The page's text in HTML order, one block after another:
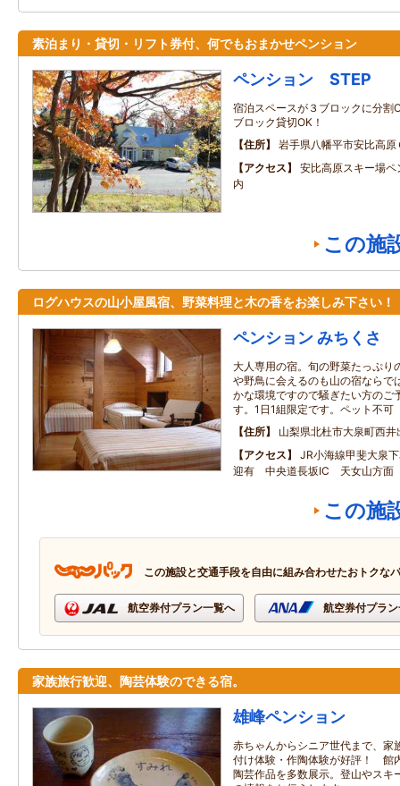
素泊まり・貸切・リフト券付、何でもおまかせペンション
ペンション STEP
宿泊スペースが３ブロックに分
ブロック貸切OK！
住所
岩手県八幡平市安比高原
アクセス
安比高原スキー場
内
この施
ログハウスの山小屋風宿、野菜料理と木の香をお楽しみ下さい！
ペンション みちくさ
大人専用の宿。旬の野菜たっぷり
や野鳥に会えるのも山の宿ならで
かな環境ですので騒ぎたい方のご
す。1日1組限定です。ペット不可
住所
山梨県北杜市大泉町西
アクセス
JR小海線甲斐大泉
迎有 中央道長坂IC 天女山方面
この施
この施設と交通手段を自由に組み合わせたおトクな
航空券付プラン一覧へ 航空券付プラ
家族旅行歓迎、陶芸体験のできる宿。
雄峰ペンション
赤ちゃんからシニア世代まで、家
付け体験・作陶体験が好評！ 館
陶芸作品を多数展示。登山やスキ